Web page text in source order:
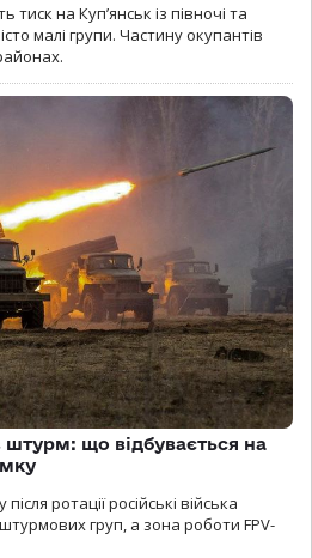
тиск на Куп’янськ із півночі та
малі групи. Частину окупантів
що відбувається на
ротації російські війська
груп, а зона роботи FPV-